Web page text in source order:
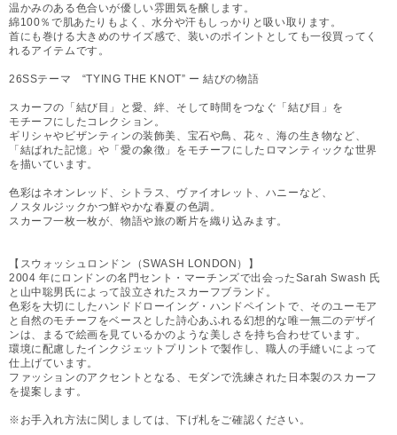
温かみのある色合いが優しい雰囲気を醸します。
綿100％で肌あたりもよく、水分や汗もしっかりと吸い取ります。
首にも巻ける大きめのサイズ感で、装いのポイントとしても一役買ってく
れるアイテムです。
26SSテーマ “TYING THE KNOT” ー 結びの物語
スカーフの「結び目」と愛、絆、そして時間をつなぐ「結び目」を
モチーフにしたコレクション。
ギリシャやビザンティンの装飾美、宝石や鳥、花々、海の生き物など、
「結ばれた記憶」や「愛の象徴」をモチーフにしたロマンティックな世界
を描いています。
色彩はネオンレッド、シトラス、ヴァイオレット、ハニーなど、
ノスタルジックかつ鮮やかな春夏の色調。
スカーフ一枚一枚が、物語や旅の断片を織り込みます。
【スウォッシュロンドン（SWASH LONDON）】
2004 年にロンドンの名門セント・マーチンズで出会ったSarah Swash 氏
と山中聡男氏によって設立されたスカーフブランド。
色彩を大切にしたハンドドローイング・ハンドペイントで、そのユーモア
と自然のモチーフをベースとした詩心あふれる幻想的な唯一無二のデザイ
ンは、まるで絵画を見ているかのような美しさを持ち合わせています。
環境に配慮したインクジェットプリントで製作し、職人の手縫いによって
仕上げています。
ファッションのアクセントとなる、モダンで洗練された日本製のスカーフ
を提案します。
※お手入れ方法に関しましては、下げ札をご確認ください。